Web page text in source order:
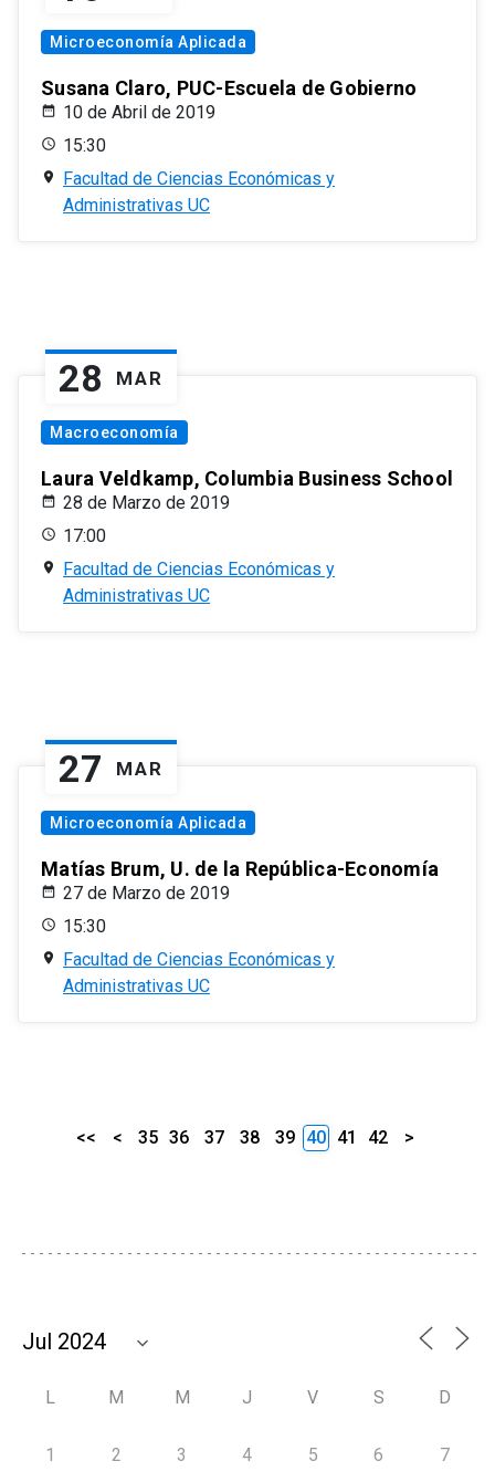
Microeconomía Aplicada
Susana Claro, PUC-Escuela de Gobierno
10 de Abril de 2019
15:30
Facultad de Ciencias Económicas y
Administrativas UC
28 MAR
Macroeconomía
Laura Veldkamp, Columbia Business School
28 de Marzo de 2019
17:00
Facultad de Ciencias Económicas y
Administrativas UC
27 MAR
Microeconomía Aplicada
Matías Brum, U. de la República-Economía
27 de Marzo de 2019
15:30
Facultad de Ciencias Económicas y
Administrativas UC
<< < 35 36 37 38 39 40 41 42 >
L M M J V S D
1 2 3 4 5 6 7